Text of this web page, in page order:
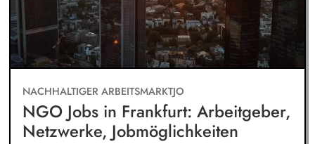
NACHHALTIGER ARBEITSMARKTJO
NGO Jobs in Frankfurt: Arbeitgeber,
Netzwerke, Jobmöglichkeiten